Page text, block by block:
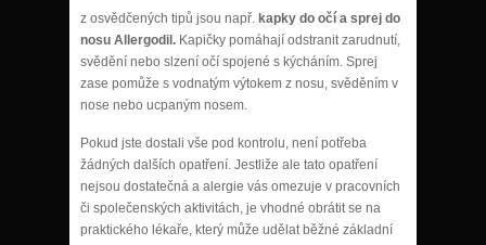
z osvědčených tipů jsou např. kapky do očí a sprej do
nosu Allergodil. Kapičky pomáhají odstranit zarudnutí,
svědění nebo slzení očí spojené s kýcháním. Sprej
zase pomůže s vodnatým výtokem z nosu, svěděním v
nose nebo ucpaným nosem.
Pokud jste dostali vše pod kontrolu, není potřeba
žádných dalších opatření. Jestliže ale tato opatření
nejsou dostatečná a alergie vás omezuje v pracovních
či společenských aktivitách, je vhodné obrátit se na
praktického lékaře, který může udělat běžné základní